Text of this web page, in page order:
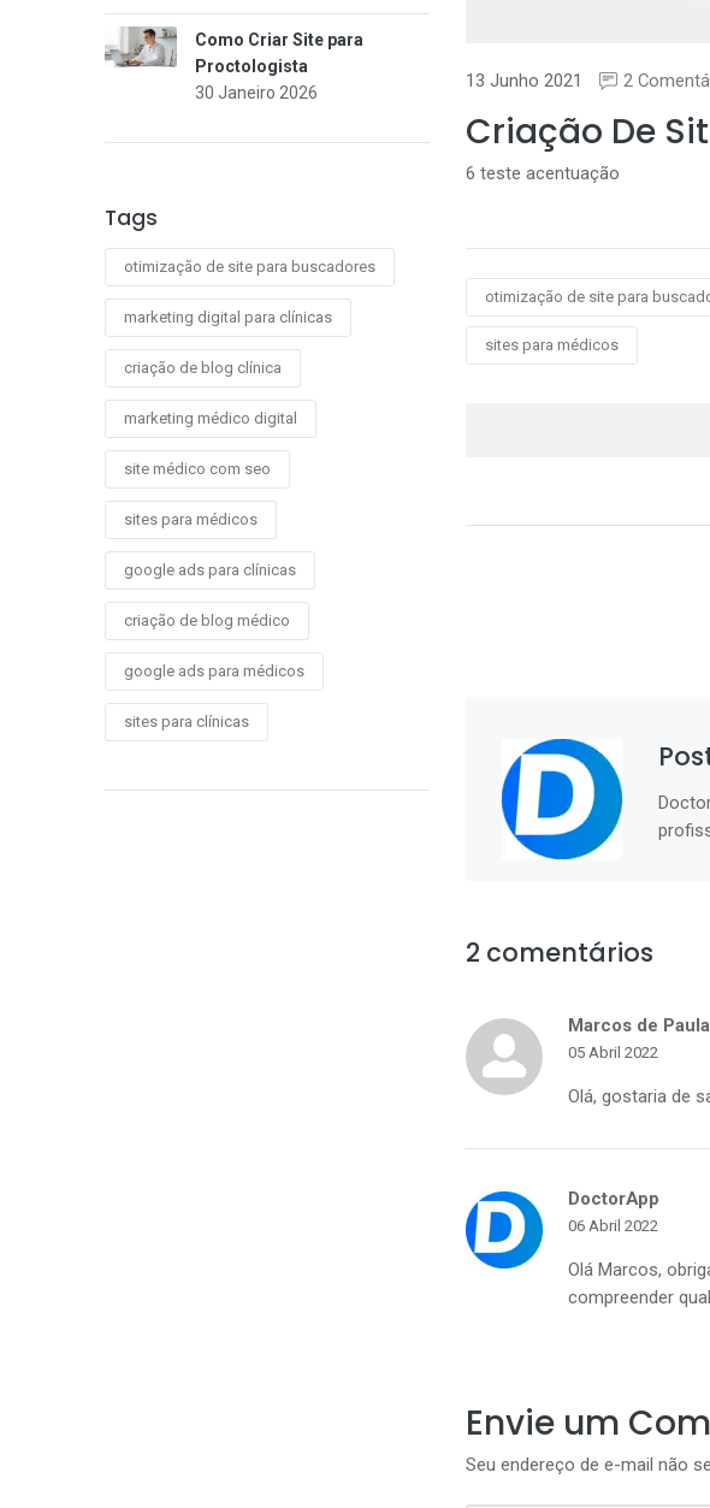
Como Criar Site para
Proctologista
30 Janeiro 2026
Tags
otimização de site para buscadores
marketing digital para clínicas
criação de blog clínica
marketing médico digital
site médico com seo
sites para médicos
google ads para clínicas
criação de blog médico
google ads para médicos
sites para clínicas
13 Junho 2021 2
Criação De
6 teste acentuação
otimização de site para
sites para médicos
2 comentários
Marcos de Paula
05 Abril 2022
Olá, gostaria de
DoctorApp
06 Abril 2022
Olá Marcos,
compreender
Envie um
Seu endereço de e-mail não